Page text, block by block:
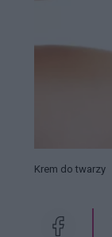
Krem do twarzy